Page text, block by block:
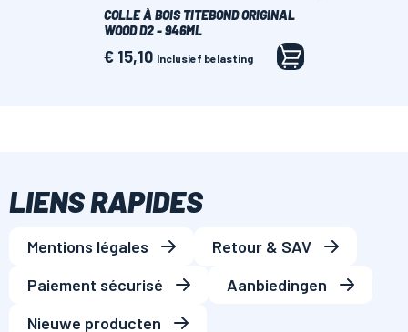
COLLE À BOIS TITEBOND ORIGINAL
WOOD D2 - 946ML
Prijs
€ 15,10 Inclusief belasting
LIENS RAPIDES
Mentions légales
Retour & SAV
Paiement sécurisé
Aanbiedingen
Nieuwe producten